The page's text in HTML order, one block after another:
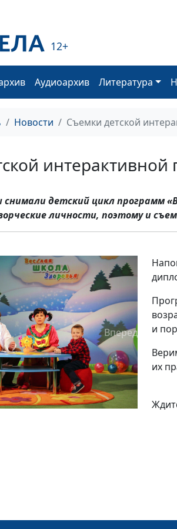
12+
Аудиоархив Литература
Новости Съемки детской
снимали детский цикл программ
личности, поэтому и
Вперед
и
их